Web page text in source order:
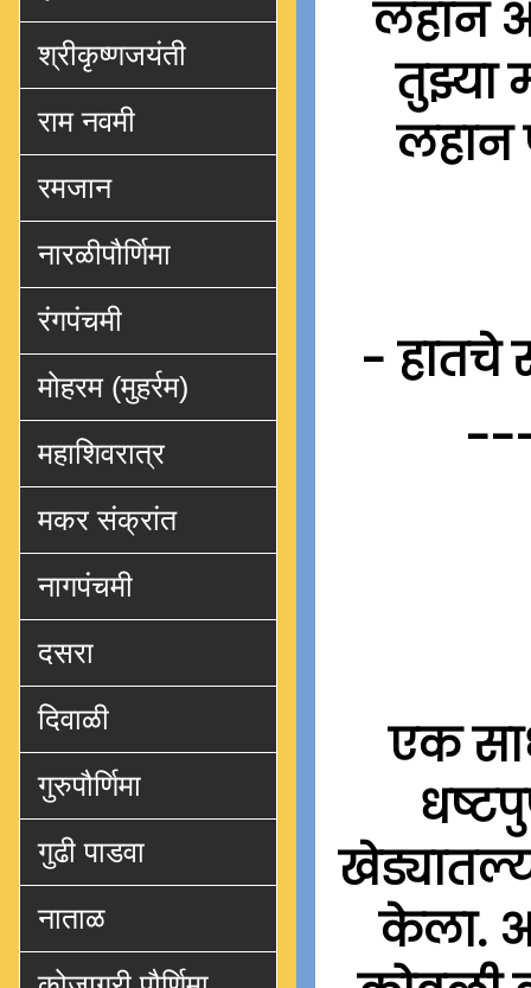
लहान
तुझ्या
लहान
- हातचे
एक
केला.
श्रीकृष्णजयंती
राम नवमी
रमजान
नारळीपौर्णिमा
रंगपंचमी
मोहरम (मुहर्रम)
महाशिवरात्र
मकर संक्रांत
नागपंचमी
दसरा
दिवाळी
गुरुपौर्णिमा
गुढी पाडवा
नाताळ